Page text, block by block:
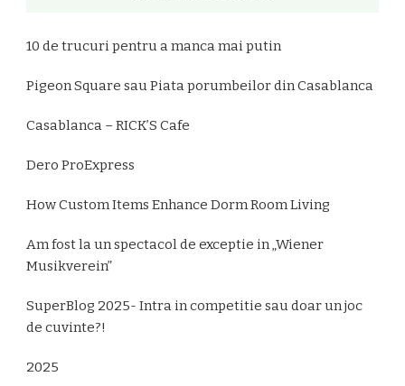
10 de trucuri pentru a manca mai putin
Pigeon Square sau Piata porumbeilor din Casablanca
Casablanca – RICK’S Cafe
Dero ProExpress
How Custom Items Enhance Dorm Room Living
Am fost la un spectacol de exceptie in „Wiener
Musikverein”
SuperBlog 2025- Intra in competitie sau doar un joc
de cuvinte?!
2025